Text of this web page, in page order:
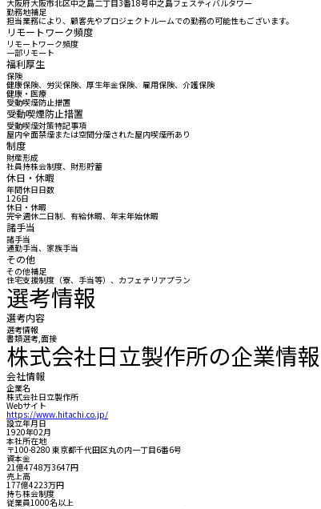
大阪府大阪市北区中之島二丁目3番18号中之島フェスティバルタワー
勤務地補足
担当業務により、顧客先やプロジェクトルームでの勤務の可能性もございます。
リモートワーク頻度
リモートワーク頻度
一部リモート
福利厚生
保険
健康保険、労災保険、厚生年金保険、雇用保険、介護保険
健康・医療
受動喫煙防止措置
受動喫煙防止措置
受動喫煙対策特記事項
屋内全面禁煙または空間分煙された屋内喫煙所あり
制度
財産形成
社員持株会制度、財形貯蓄
休日・休暇
年間休日日数
126日
休日・休暇
完全週休二日制、有給休暇、年末年始休暇
諸手当
諸手当
通勤手当、家族手当
その他
その他補足
住宅支援制度（寮、手当等）、カフェテリアプラン
選考情報
選考内容
選考情報
書類選考,面接
株式会社日立製作所の企業情報
会社情報
企業名
株式会社日立製作所
Webサイト
https://www.hitachi.co.jp/
設立年月日
1920年02月
本社所在地
〒100-8280 東京都千代田区丸の内一丁目6番6号
資本金
21億4748万3647円
売上高
177億4223万円
持ち株会制度
従業員1000名以上